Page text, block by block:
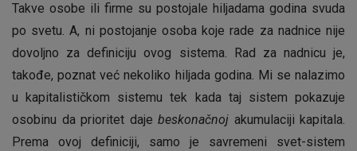
Takve osobe ili firme su postojale hiljadama godina svuda
po svetu. A, ni postojanje osoba koje rade za nadnice nije
dovoljno za definiciju ovog sistema. Rad za nadnicu je,
takođe, poznat već nekoliko hiljada godina. Mi se nalazimo
u kapitalističkom sistemu tek kada taj sistem pokazuje
osobinu da prioritet daje beskonačnoj akumulaciji kapitala.
Prema ovoj definiciji, samo je savremeni svet-sistem